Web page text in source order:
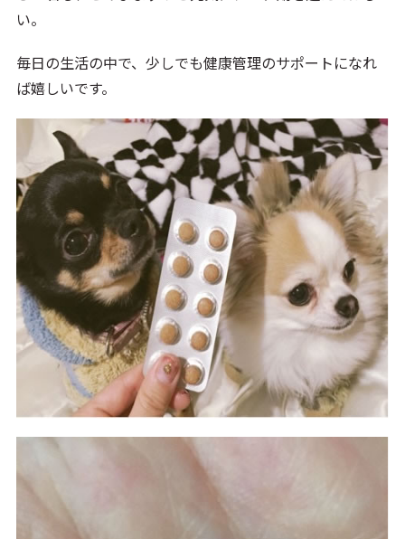
い。
毎日の生活の中で、少しでも健康管理のサポートになれ
ば嬉しいです。